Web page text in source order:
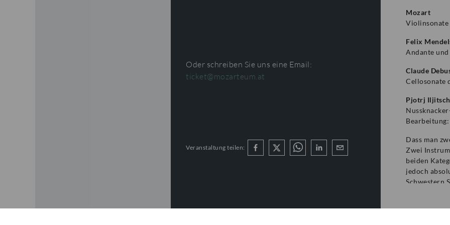
Oder schreiben Sie uns eine Email:
ticket@mozarteum.at
Veranstaltung teilen:
Mozart
Felix
Andante
Claude
Cellosonate
Pjotrj
Dass man
Zwei
beiden
jedoch
Schwestern